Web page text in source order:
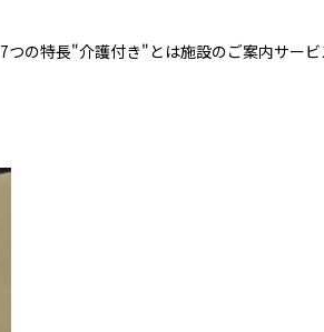
7つの特長"介護付き"とは施設のご案内サー